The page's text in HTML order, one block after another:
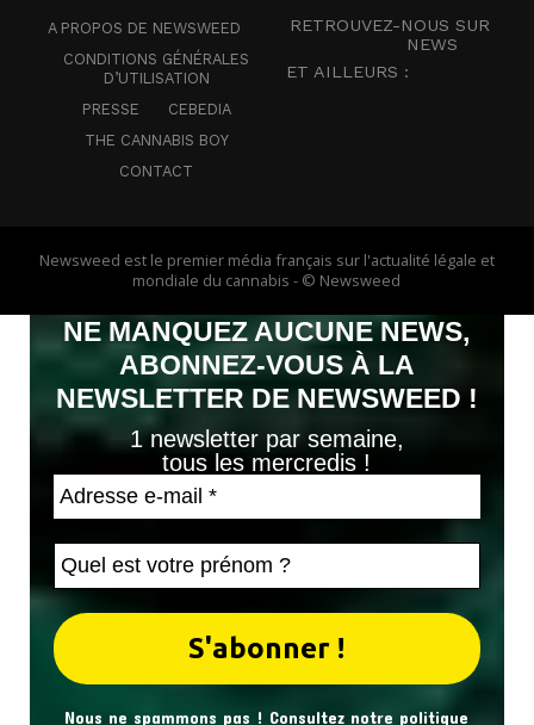
A PROPOS DE NEWSWEED
CONDITIONS GÉNÉRALES
D’UTILISATION
PRESSE
CEBEDIA
THE CANNABIS BOY
CONTACT
RETROUVEZ-NOUS SUR
NEWS
ET AILLEURS :
Newsweed est le premier média français sur l'actualité légale et
mondiale du cannabis - © Newsweed
NE MANQUEZ AUCUNE NEWS,
ABONNEZ-VOUS À LA
NEWSLETTER DE NEWSWEED !
1 newsletter par semaine,
tous les mercredis !
Nous ne spammons pas ! Consultez notre politique